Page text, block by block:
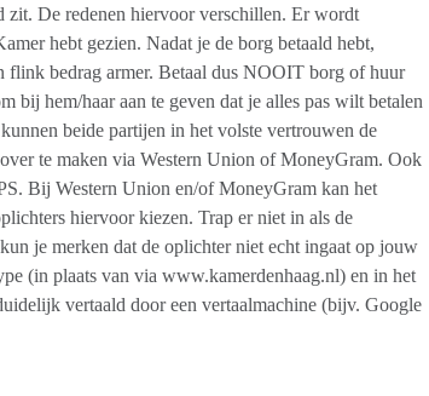
zit. De redenen hiervoor verschillen. Er wordt
hebt gezien. Nadat je de borg betaald hebt,
flink bedrag armer. Betaal dus NOOIT borg of huur
bij hem/haar aan te geven dat je alles pas wilt betalen
beide partijen in het volste vertrouwen de
te maken via Western Union of MoneyGram. Ook
Bij Western Union en/of MoneyGram kan het
hiervoor kiezen. Trap er niet in als de
je merken dat de oplichter niet echt ingaat op jouw
(in plaats van via www.kamerdenhaag.nl) en in het
vertaald door een vertaalmachine (bijv. Google